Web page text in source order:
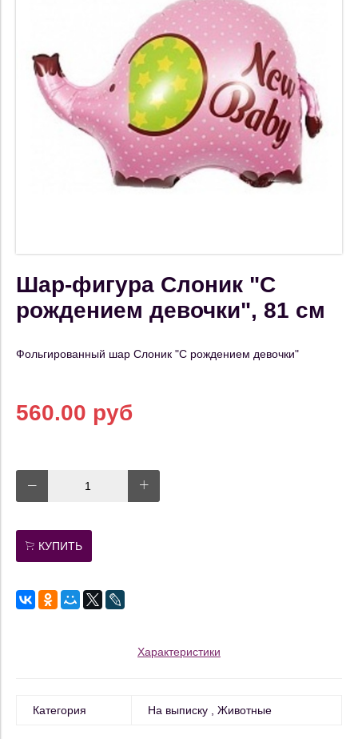
Шар-фигура Слоник "С
рождением девочки", 81 см
Фольгированный шар Слоник "С рождением девочки"
560.00 руб
КУПИТЬ
Характеристики
Категория На выписку Животные